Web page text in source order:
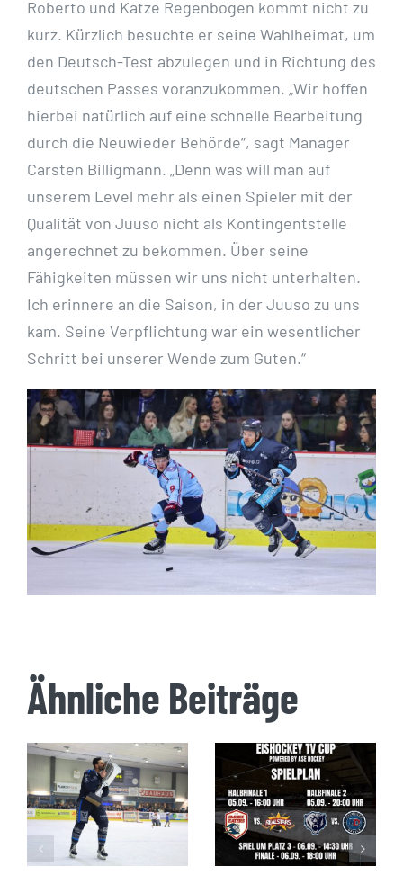
Roberto und Katze Regenbogen kommt nicht zu
kurz. Kürzlich besuchte er seine Wahlheimat, um
den Deutsch-Test abzulegen und in Richtung des
deutschen Passes voranzukommen. „Wir hoffen
hierbei natürlich auf eine schnelle Bearbeitung
durch die Neuwieder Behörde“, sagt Manager
Carsten Billigmann. „Denn was will man auf
unserem Level mehr als einen Spieler mit der
Qualität von Juuso nicht als Kontingentstelle
angerechnet zu bekommen. Über seine
Fähigkeiten müssen wir uns nicht unterhalten.
Ich erinnere an die Saison, in der Juuso zu uns
kam. Seine Verpflichtung war ein wesentlicher
Schritt bei unserer Wende zum Guten.“
Ähnliche Beiträge